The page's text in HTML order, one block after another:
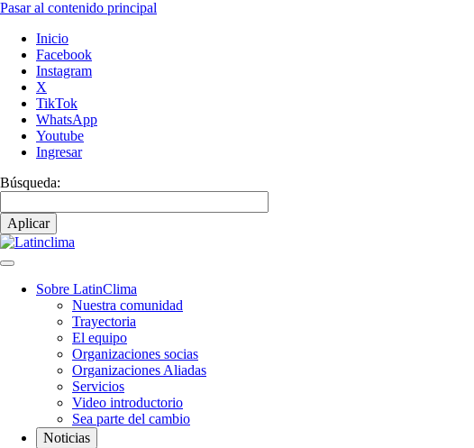
Pasar al contenido principal
Inicio
Facebook
Instagram
X
TikTok
WhatsApp
Youtube
Ingresar
Búsqueda:
Navegación
Sobre LatinClima
Nuestra comunidad
Trayectoria
El equipo
Organizaciones socias
Organizaciones Aliadas
Servicios
Video introductorio
Sea parte del cambio
Noticias